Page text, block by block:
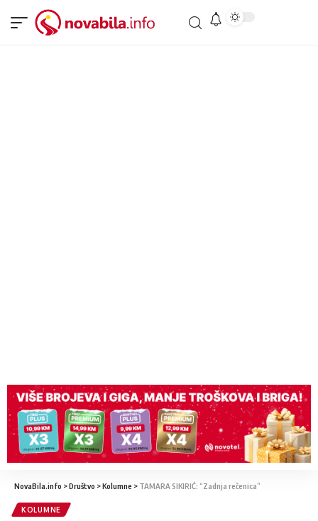
NovaBila.info >Društvo >Kolumne > TAMARA SIKIRIĆ: “Zadnja rečenica”
KOLUMNE